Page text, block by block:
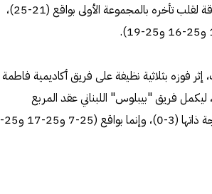
عنكاوا العراقي بنتيجة (3-1)، واحتاج خلالها الشارقة لقلب تأخره بالمجموعة الأولى بواقع (21-25)،
فوزه بثلاثية نظيفة على فريق أكاديمية فاطمة
مبارك، بواقع (25-12 و25-16 و25-14)، ليكمل فريق "بيبلوس" اللبناني عقد المربع
الذهبي، بفوزه على فريق دي لاسال الأردني بالنتيجة ذاتها (3-0)، وإنما بواقع (25-7 و25-17 و25-